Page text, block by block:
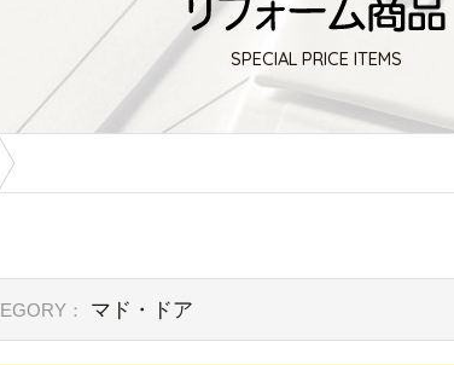
SPECIAL PRICE ITEMS
： マド・ドア